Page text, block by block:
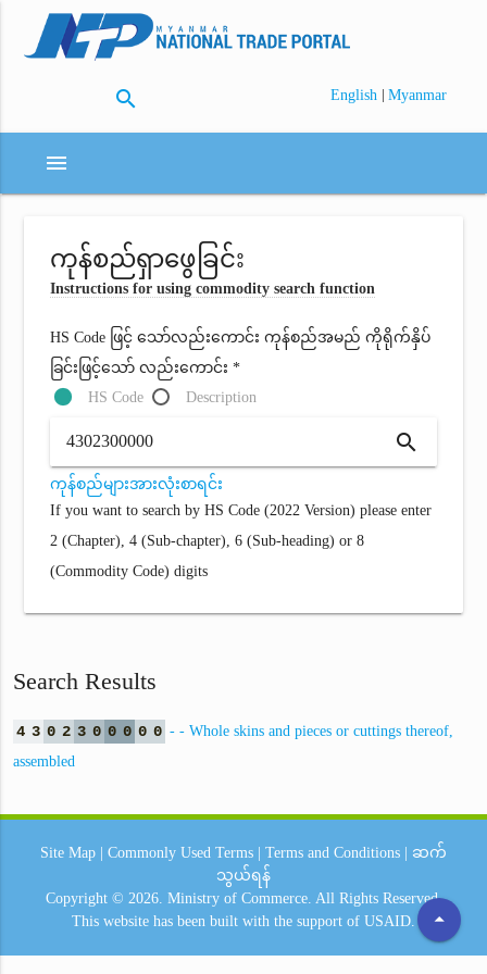
search English | Myanmar
menu
ကုန်စည်ရှာဖွေခြင်း
Instructions for using commodity search function
HS Code ဖြင့် သော်လည်းကောင်း ကုန်စည်အမည် ကိုရိုက်နှိပ်
ခြင်းဖြင့်သော် လည်းကောင်း *
HS Code
Description
search
ကုန်စည်များအားလုံးစာရင်း
If you want to search by HS Code (2022 Version) please enter
2 (Chapter), 4 (Sub-chapter), 6 (Sub-heading) or 8
(Commodity Code) digits
Search Results
4 3 0 2 3 0 0 0 0 0 - - Whole skins and pieces or cuttings thereof,
assembled
arrow_drop_up
Site Map Commonly Used Terms Terms and Conditions
ဆက်
သွယ်ရန်
Copyright © 2026. Ministry of Commerce. All Rights Reserved.
This website has been built with the support of USAID.